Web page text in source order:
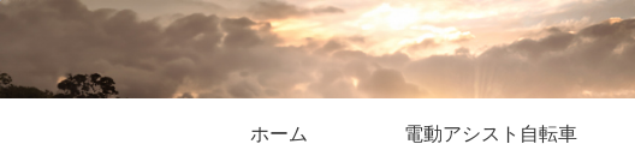
ホーム 電動アシスト自転車